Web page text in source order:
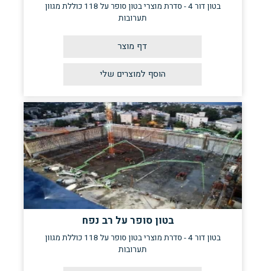
בטון דור 4 - סדרת מוצרי בטון סופר על 118 כוללת מגוון
תערובות
דף מוצר
בטון סופר על רב נפח
בטון דור 4 - סדרת מוצרי בטון סופר על 118 כוללת מגוון
תערובות